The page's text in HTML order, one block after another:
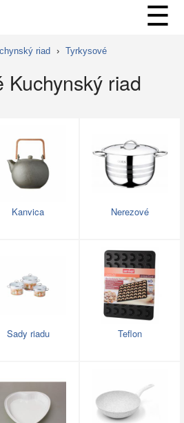
☰
riad › Tyrkysové
Kuchynský riad
Kanvica Nerezové
Sady riadu Teflon